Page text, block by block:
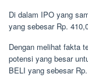
Di dalam IPO yang
yang sebesar Rp.
Dengan melihat fakta
potensi yang besar
BELI yang sebesar